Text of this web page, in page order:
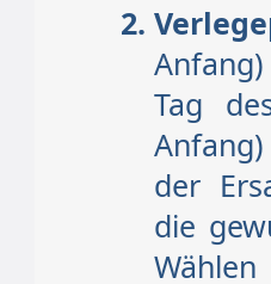
Tag
der
die